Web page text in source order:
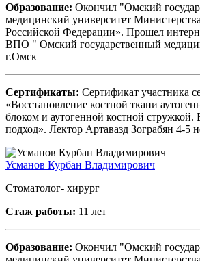
Образование: Окончил "Омский
медицинский университет
Российской Федерации». Прошел
ВПО " Омский государственный
г.Омск
Сертификаты: Сертификат участника
«Восстановление костной ткани
блоком и аутогенной костной стружкой.
подход». Лектор Артавазд Зограбян 4-5
Усманов Курбан Владимирович
Стоматолог- хирург
Стаж работы: 11 лет
Образование: Окончил "Омский